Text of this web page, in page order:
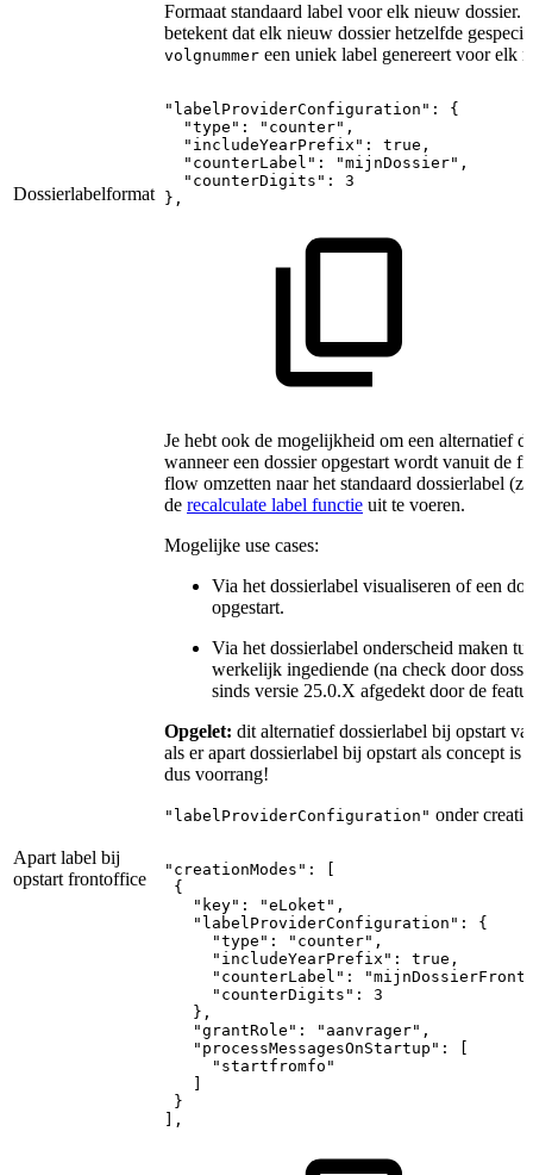
Dossierlabelformat
Formaat standaard label voor elk nieuw dossier.
betekent dat elk nieuw dossier hetzelfde
volgnummer een uniek label genereert voor elk
"labelProviderConfiguration":
{
"type":
"counter",
"includeYearPrefix":
true,
"counterLabel":
"mijnDossier",
"counterDigits":
3
},
Apart label bij
opstart frontoffice
Je hebt ook de mogelijkheid om een alternatief
wanneer een dossier opgestart wordt vanuit de
flow omzetten naar het standaard dossierlabel
de recalculate label functie uit te voeren.
Mogelijke use cases:
Via het dossierlabel visualiseren of een
opgestart.
Via het dossierlabel onderscheid maken
werkelijk ingediende (na check door
sinds versie 25.0.X afgedekt door de
Opgelet: dit alternatief dossierlabel bij opstart
als er apart dossierlabel bij opstart als concept
dus voorrang!
"labelProviderConfiguration" onder
"creationModes":
{
"key":
"eLoket",
"labelProviderConfiguration":
{
"type":
"counter",
"includeYearPrefix":
true,
"counterLabel":
"counterDigits":
3
},
"grantRole":
"aanvrager",
"processMessagesOnStartup":
"startfromfo"
}
],